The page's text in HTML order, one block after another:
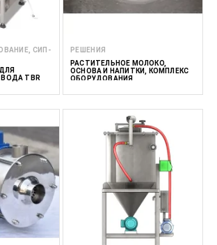
СИП-
TBR
РЕШЕНИЯ
РАСТИТЕЛЬНОЕ МОЛОКО,
ОСНОВА И НАПИТКИ, КОМПЛЕКС
ОБОРУДОВАНИЯ